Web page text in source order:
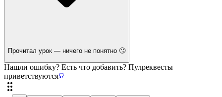
Прочитал урок — ничего не понятно 🙄
Нашли ошибку? Есть что добавить? Пулреквесты
приветствуются